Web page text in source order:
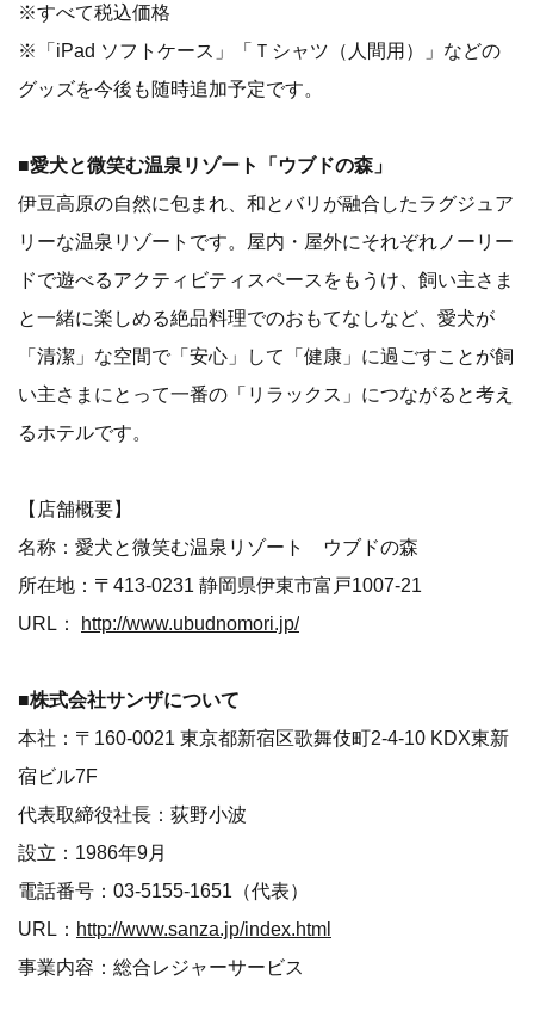
※すべて税込価格
※「iPad ソフトケース」「Ｔシャツ（人間用）」などの
グッズを今後も随時追加予定です。
■愛犬と微笑む温泉リゾート「ウブドの森」
伊豆高原の自然に包まれ、和とバリが融合したラグジュア
リーな温泉リゾートです。屋内・屋外にそれぞれノーリー
ドで遊べるアクティビティスペースをもうけ、飼い主さま
と一緒に楽しめる絶品料理でのおもてなしなど、愛犬が
「清潔」な空間で「安心」して「健康」に過ごすことが飼
い主さまにとって一番の「リラックス」につながると考え
るホテルです。
【店舗概要】
名称：愛犬と微笑む温泉リゾート ウブドの森
所在地：〒413-0231 静岡県伊東市富戸1007-21
URL： http://www.ubudnomori.jp/
■株式会社サンザについて
本社：〒160-0021 東京都新宿区歌舞伎町2-4-10 KDX東新
宿ビル7F
代表取締役社長：荻野小波
設立：1986年9月
電話番号：03-5155-1651（代表）
URL： http://www.sanza.jp/index.html
事業内容：総合レジャーサービス